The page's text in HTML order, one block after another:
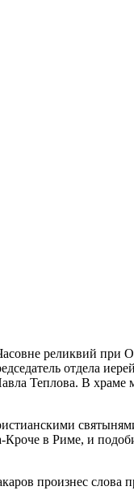
реликвий при
отдела
Теплова. В
Кроче в Риме, и
произнес слова